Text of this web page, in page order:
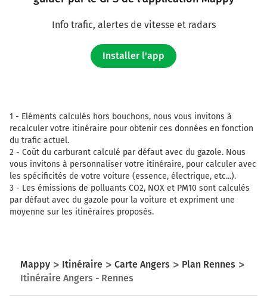
Info trafic, alertes de vitesse et radars
Installer l'app
1 - Eléments calculés hors bouchons, nous vous invitons à
recalculer votre itinéraire pour obtenir ces données en fonction
du trafic actuel.
2 - Coût du carburant calculé par défaut avec du gazole. Nous
vous invitons à personnaliser votre itinéraire, pour calculer avec
les spécificités de votre voiture (essence, électrique, etc...).
3 - Les émissions de polluants CO2, NOX et PM10 sont calculés
par défaut avec du gazole pour la voiture et expriment une
moyenne sur les itinéraires proposés.
Mappy Itinéraire Carte Angers
Plan Rennes
Itinéraire Angers - Rennes